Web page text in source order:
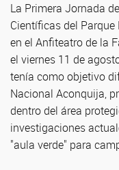
La Primera Jornada
Científicas del
en el Anfiteatro de la
el viernes 11 de
tenía como objetivo
Nacional Aconquija,
dentro del área
investigaciones
"aula verde" para